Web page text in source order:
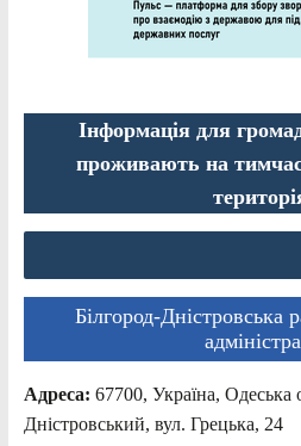
Інформація для
проживають на
Білгород-Дністровська
Адреса: 67700, Україна, Одеська
Дністровський, вул. Грецька, 24